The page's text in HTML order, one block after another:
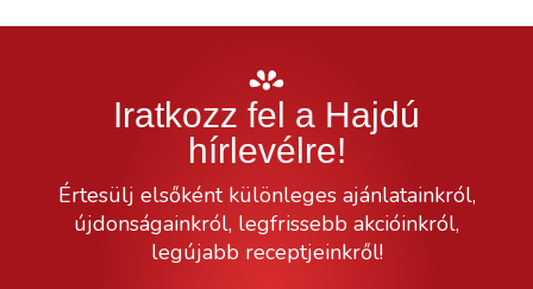
Iratkozz fel a Hajdú
hírlevélre!
Értesülj elsőként különleges ajánlatainkról,
újdonságainkról, legfrissebb akcióinkról,
legújabb receptjeinkről!